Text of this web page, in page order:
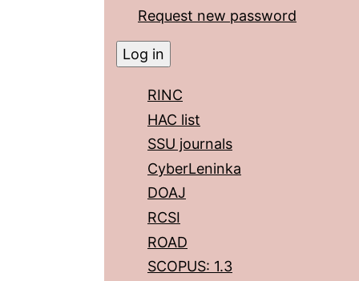
Request new password
RINC
HAC list
SSU journals
CyberLeninka
DOAJ
RCSI
ROAD
SCOPUS: 1.3